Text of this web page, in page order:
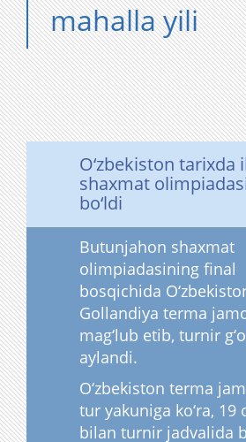
mahalla yili
O‘zbekiston tarixda
shaxmat
bo‘ldi
Butunjahon shaxmat
olimpiadasining final
bosqichida
Gollandiya terma
mag‘lub etib, turnir
aylandi.
O‘zbekiston terma
tur yakuniga ko‘ra, 19
bilan turnir jadvalida